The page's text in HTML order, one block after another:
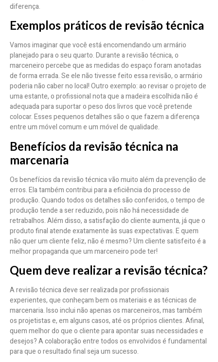
diferença.
Exemplos práticos de revisão técnica
Vamos imaginar que você está encomendando um armário
planejado para o seu quarto. Durante a revisão técnica, o
marceneiro percebe que as medidas do espaço foram anotadas
de forma errada. Se ele não tivesse feito essa revisão, o armário
poderia não caber no local! Outro exemplo: ao revisar o projeto de
uma estante, o profissional nota que a madeira escolhida não é
adequada para suportar o peso dos livros que você pretende
colocar. Esses pequenos detalhes são o que fazem a diferença
entre um móvel comum e um móvel de qualidade.
Benefícios da revisão técnica na
marcenaria
Os benefícios da revisão técnica vão muito além da prevenção de
erros. Ela também contribui para a eficiência do processo de
produção. Quando todos os detalhes são conferidos, o tempo de
produção tende a ser reduzido, pois não há necessidade de
retrabalhos. Além disso, a satisfação do cliente aumenta, já que o
produto final atende exatamente às suas expectativas. E quem
não quer um cliente feliz, não é mesmo? Um cliente satisfeito é a
melhor propaganda que um marceneiro pode ter!
Quem deve realizar a revisão técnica?
A revisão técnica deve ser realizada por profissionais
experientes, que conheçam bem os materiais e as técnicas de
marcenaria. Isso inclui não apenas os marceneiros, mas também
os projetistas e, em alguns casos, até os próprios clientes. Afinal,
quem melhor do que o cliente para apontar suas necessidades e
desejos? A colaboração entre todos os envolvidos é fundamental
para que o resultado final seja um sucesso.